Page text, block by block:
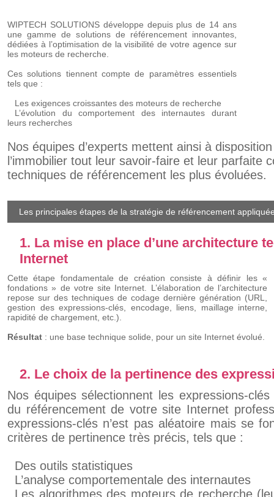
WIPTECH SOLUTIONS développe depuis plus de 14 ans
une gamme de solutions de référencement innovantes,
dédiées à l’optimisation de la visibilité de votre agence sur
les moteurs de recherche.
Ces solutions tiennent compte de paramètres essentiels
tels que :
Les exigences croissantes des moteurs de recherche
L’évolution du comportement des internautes durant
leurs recherches
Nos équipes d’experts mettent ainsi à
l’immobilier tout leur savoir-faire et leur parfaite
techniques de référencement les plus évoluées.
Les principales étapes de la stratégie de référencement
1. La mise en place d’une architecture
Internet
Cette étape fondamentale de création consiste à définir les «
fondations » de votre site Internet. L’élaboration de l’architecture
repose sur des techniques de codage dernière génération (URL,
gestion des expressions-clés, encodage, liens, maillage interne,
rapidité de chargement, etc.).
Résultat : une base technique solide, pour un site Internet évolué.
2. Le choix de la pertinence des
Nos équipes sélectionnent les expressions-
du référencement de votre site Internet
expressions-clés n’est pas aléatoire mais se
critères de pertinence très précis, tels que :
Des outils statistiques
L’analyse comportementale des internautes
Les algorithmes des moteurs de recherche